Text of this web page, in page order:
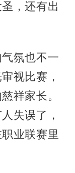
，还有出
氛也不一
视比赛，
祥家长。
失误了，
业联赛里